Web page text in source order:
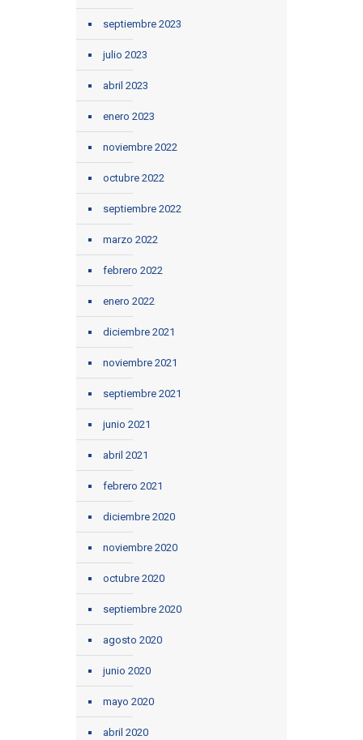
septiembre 2023
julio 2023
abril 2023
enero 2023
noviembre 2022
octubre 2022
septiembre 2022
marzo 2022
febrero 2022
enero 2022
diciembre 2021
noviembre 2021
septiembre 2021
junio 2021
abril 2021
febrero 2021
diciembre 2020
noviembre 2020
octubre 2020
septiembre 2020
agosto 2020
junio 2020
mayo 2020
abril 2020